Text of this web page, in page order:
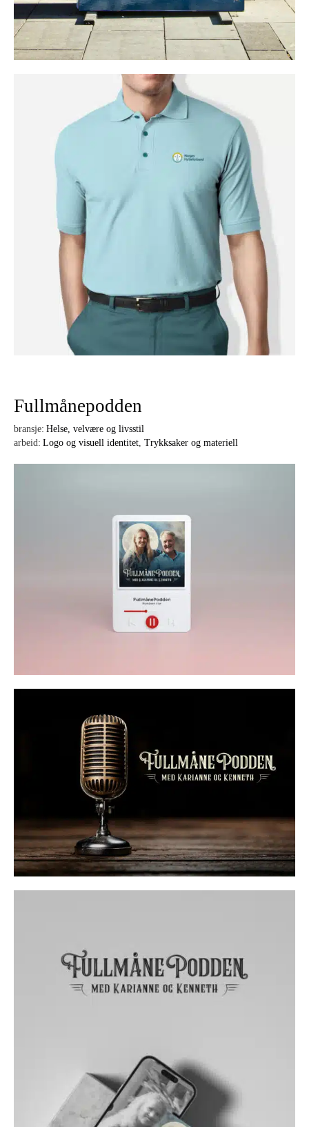
Fullmånepodden
bransje: Helse, velvære og livsstil
arbeid: Logo og visuell identitet, Trykksaker og materiell